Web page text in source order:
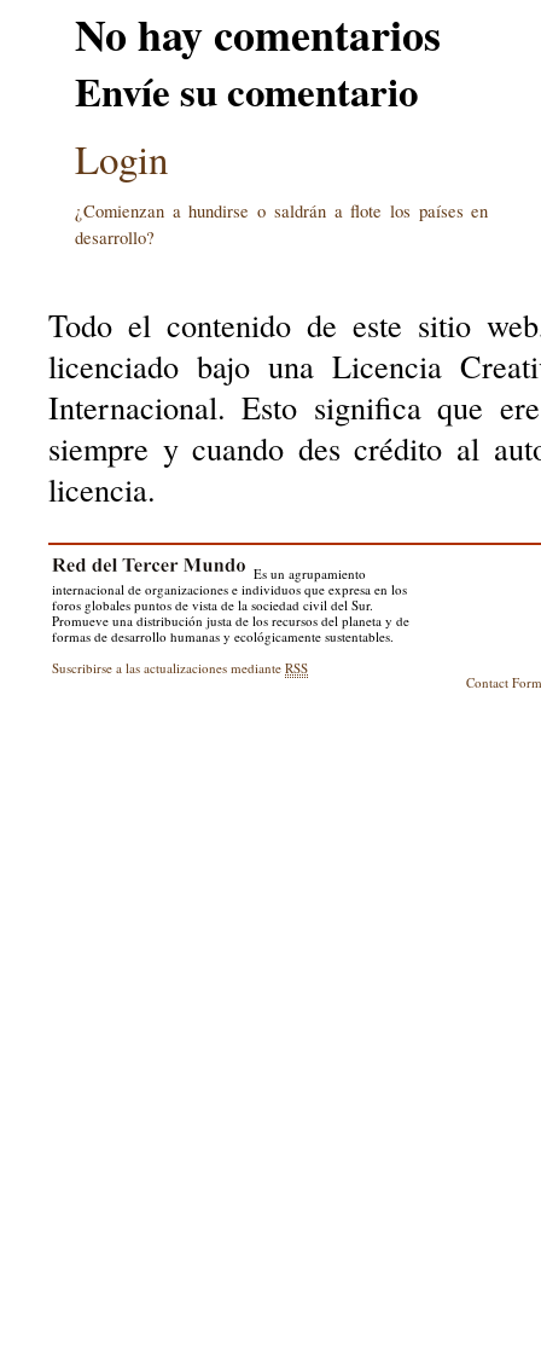
No hay comentarios
Envíe su comentario
Login
¿Comienzan a hundirse o saldrán a flote los países en
desarrollo?
Todo el contenido de este sitio
licenciado bajo una Licencia
Internacional. Esto significa que
siempre y cuando des crédito al
licencia.
Es un agrupamiento
internacional de organizaciones e individuos que expresa en los
foros globales puntos de vista de la sociedad civil del Sur.
Promueve una distribución justa de los recursos del planeta y de
formas de desarrollo humanas y ecológicamente sustentables.
Suscribirse a las actualizaciones medianteRSS
Contact Form